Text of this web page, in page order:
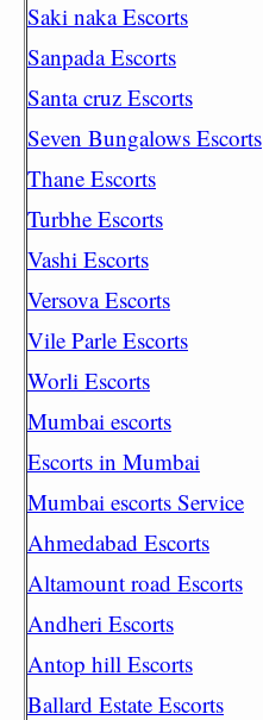
Saki naka Escorts
Sanpada Escorts
Santa cruz Escorts
Seven Bungalows Escorts
Thane Escorts
Turbhe Escorts
Vashi Escorts
Versova Escorts
Vile Parle Escorts
Worli Escorts
Mumbai escorts
Escorts in Mumbai
Mumbai escorts Service
Ahmedabad Escorts
Altamount road Escorts
Andheri Escorts
Antop hill Escorts
Ballard Estate Escorts